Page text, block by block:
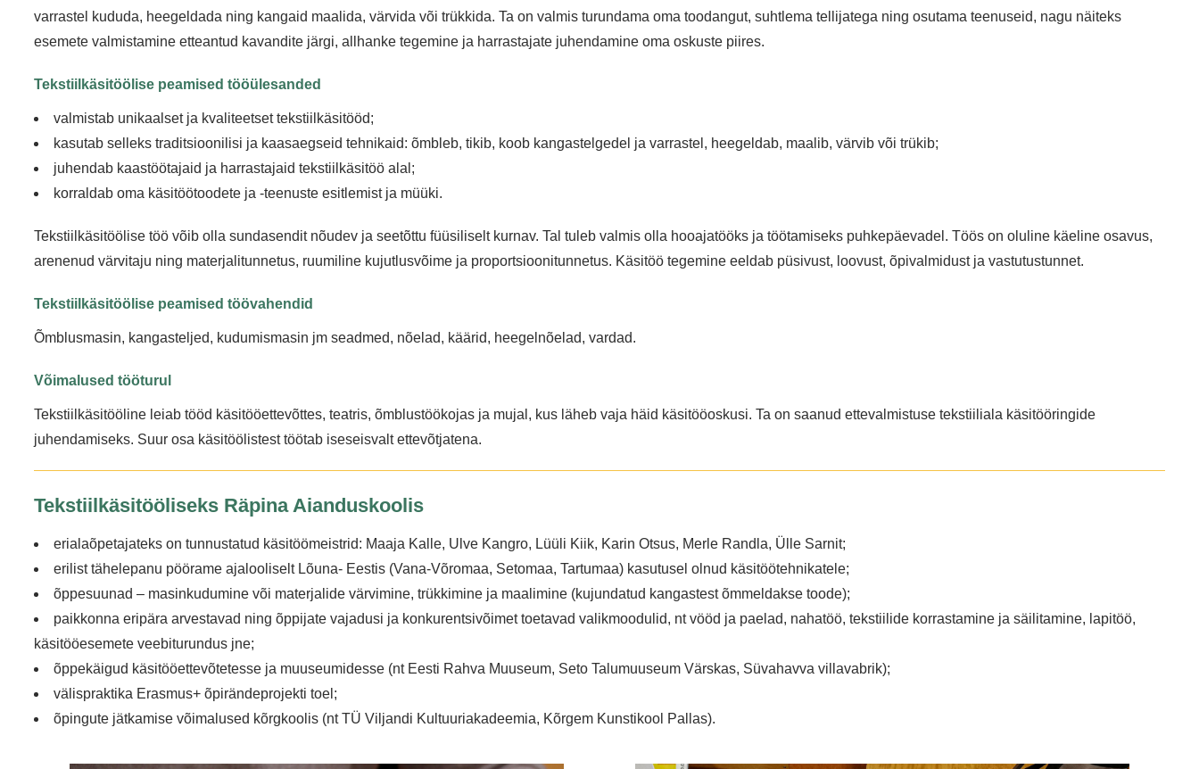
varrastel kududa, heegeldada ning kangaid maalida, värvida või trükkida. Ta on valmis turundama oma toodangut, suhtlema tellijatega ning osutama teenuseid, nagu näiteks
esemete valmistamine etteantud kavandite järgi, allhanke tegemine ja harrastajate juhendamine oma oskuste piires.
Tekstiilkäsitöölise peamised tööülesanded
valmistab unikaalset ja kvaliteetset tekstiilkäsitööd;
kasutab selleks traditsioonilisi ja kaasaegseid tehnikaid: õmbleb, tikib, koob kangastelgedel ja varrastel, heegeldab, maalib, värvib või trükib;
juhendab kaastöötajaid ja harrastajaid tekstiilkäsitöö alal;
korraldab oma käsitöötoodete ja ‑teenuste esitlemist ja müüki.
Tekstiilkäsitöölise töö võib olla sundasendit nõudev ja seetõttu füüsiliselt kurnav. Tal tuleb valmis olla hooajatööks ja töötamiseks puhkepäevadel. Töös on oluline käeline osavus,
arenenud värvitaju ning materjalitunnetus, ruumiline kujutlusvõime ja proportsioonitunnetus. Käsitöö tegemine eeldab püsivust, loovust, õpivalmidust ja vastutustunnet.
Tekstiilkäsitöölise peamised töövahendid
Õmblusmasin, kangasteljed, kudumismasin jm seadmed, nõelad, käärid, heegelnõelad, vardad.
Võimalused tööturul
Tekstiilkäsitööline leiab tööd käsitööettevõttes, teatris, õmblustöökojas ja mujal, kus läheb vaja häid käsitööoskusi. Ta on saanud ettevalmistuse tekstiiliala käsitööringide
juhendamiseks. Suur osa käsitöölistest töötab iseseisvalt ettevõtjatena.
Tekstiilkäsitööliseks Räpina Aianduskoolis
erialaõpetajateks on tunnustatud käsitöömeistrid: Maaja Kalle, Ulve Kangro, Lüüli Kiik, Karin Otsus, Merle Randla, Ülle Sarnit;
erilist tähelepanu pöörame ajalooliselt Lõuna- Eestis (Vana-Võromaa, Setomaa, Tartumaa) kasutusel olnud käsitöötehnikatele;
õppesuunad – masinkudumine või materjalide värvimine, trükkimine ja maalimine (kujundatud kangastest õmmeldakse toode);
paikkonna eripära arvestavad ning õppijate vajadusi ja konkurentsivõimet toetavad valikmoodulid, nt vööd ja paelad, nahatöö, tekstiilide korrastamine ja säilitamine, lapitöö,
käsitööesemete veebiturundus jne;
õppekäigud käsitööettevõtetesse ja muuseumidesse (nt Eesti Rahva Muuseum, Seto Talumuuseum Värskas, Süvahavva villavabrik);
välispraktika Erasmus+ õpirändeprojekti toel;
õpingute jätkamise võimalused kõrgkoolis (nt TÜ Viljandi Kultuuriakadeemia, Kõrgem Kunstikool Pallas).